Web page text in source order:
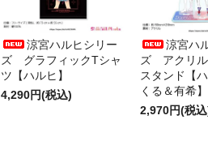
涼宮ハルヒシリー
ズ グラフィックTシャ
ツ【ハルヒ】
4,290円(税込)
涼宮ハ
ズ アクリル
スタンド【
くる＆有希】
2,970円(税